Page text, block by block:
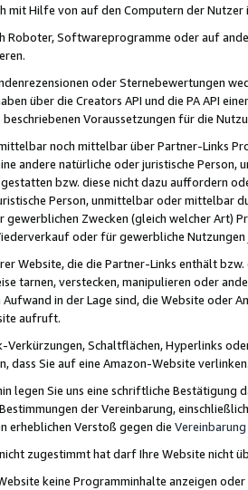
mit Hilfe von auf den Computern der
Roboter, Softwareprogramme oder auf
oder Sternebewertungen
über die Creators API und die PA API
Voraussetzungen für die
noch mittelbar über Partner-Links
andere natürliche oder juristische
bzw. diese nicht dazu auffordern
Person, unmittelbar oder mittelbar
Zwecken (gleich welcher Art)
oder für gewerbliche
Website, die die Partner-Links enthält
tarnen, verstecken, manipulieren oder
in der Lage sind, die Website oder
aufruft.
Verkürzungen, Schaltflächen, Hyperlinks
dass Sie auf eine Amazon-Website
legen Sie uns eine schriftliche
der Vereinbarung,
erheblichen Verstoß gegen die Vereinbarung
zugestimmt hat darf Ihre Website nicht
keine Programminhalte anzeigen